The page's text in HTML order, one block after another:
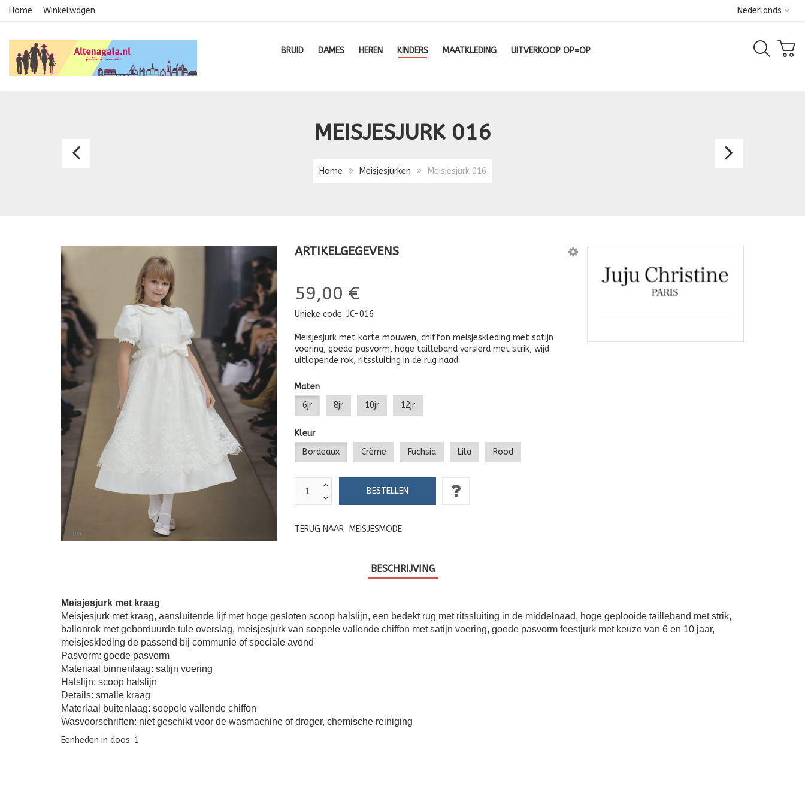
Home Winkelwagen Nederlands
BRUID DAMES HEREN KINDERS MAATKLEDING UITVERKOOP OP=OP
MEISJESJURK 016
Home Meisjesjurken Meisjesjurk 016
Meisjesjurk
ARTIKELGEGEVENS
59,00 €
Unieke code: JC-016
Meisjesjurk met korte mouwen, chiffon meisjeskleding met satijn
voering, goede pasvorm, hoge tailleband versierd met strik, wijd
uitlopende rok, ritssluiting in de rug naad
Maten
6jr
8jr 10jr 12jr
Kleur
Bordeaux
Crème Fuchsia Lila Rood
TERUG NAAR MEISJESMODE
BESCHRIJVING
Meisjesjurk met kraag
Meisjesjurk met kraag, aansluitende lijf met hoge gesloten scoop halslijn, een bedekt rug met ritssluiting in de middelnaad, hoge geplooide tailleband met strik,
ballonrok met geborduurde tule overslag, meisjesjurk van soepele vallende chiffon met satijn voering, goede pasvorm feestjurk met keuze van 6 en 10 jaar,
meisjeskleding de passend bij communie of speciale avond
Pasvorm: goede pasvorm
Materiaal binnenlaag: satijn voering
Halslijn: scoop halslijn
Details: smalle kraag
Materiaal buitenlaag: soepele vallende chiffon
Wasvoorschriften: niet geschikt voor de wasmachine of droger, chemische reiniging
Eenheden in doos: 1